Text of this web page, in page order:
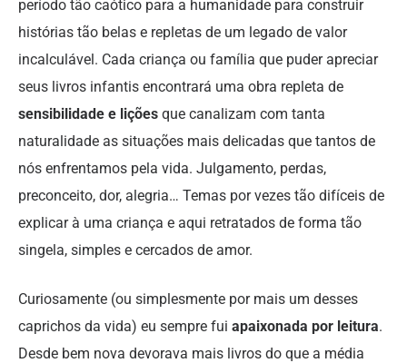
período tão caótico para a humanidade para construir
histórias tão belas e repletas de um legado de valor
incalculável. Cada criança ou família que puder apreciar
seus livros infantis encontrará uma obra repleta de
sensibilidade e lições que canalizam com tanta
naturalidade as situações mais delicadas que tantos de
nós enfrentamos pela vida. Julgamento, perdas,
preconceito, dor, alegria… Temas por vezes tão difíceis de
explicar à uma criança e aqui retratados de forma tão
singela, simples e cercados de amor.
Curiosamente (ou simplesmente por mais um desses
caprichos da vida) eu sempre fui apaixonada por leitura.
Desde bem nova devorava mais livros do que a média